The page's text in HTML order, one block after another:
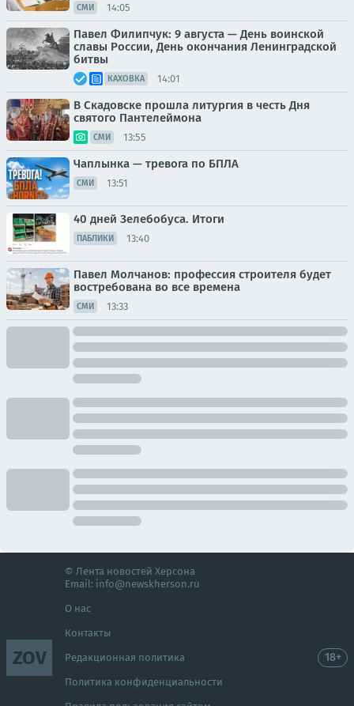
СМИ 14:05
Павел Филипчук: 9 августа — День воинской
славы России, День окончания Ленинградской
битвы
КАХОВКА 14:01
В Скадовске прошла литургия в честь Дня
святого Пантелеймона
СМИ 13:55
Чаплынка — тревога по БПЛА
СМИ 13:51
40 дней Зелебобуса. Итоги
ПАБЛИКИ 13:40
Павел Молчанов: профессия строителя будет
востребована во все времена
СМИ 13:33
ZOV
© Лента новостей Херсона
Email: info@newskherson.ru
О нас
Контакты
Редакционная политика
Политика конфиденциальности
18+